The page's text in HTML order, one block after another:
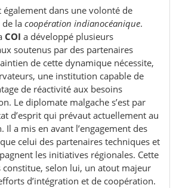
également dans une volonté de
de la coopération indianocéanique.
COI a développé plusieurs
soutenus par des partenaires
de cette dynamique nécessite,
une institution capable de
de réactivité aux besoins
Le diplomate malgache s’est par
d’esprit qui prévaut actuellement au
Il a mis en avant l’engagement des
celui des partenaires techniques et
les initiatives régionales. Cette
constitue, selon lui, un atout majeur
d’intégration et de coopération.